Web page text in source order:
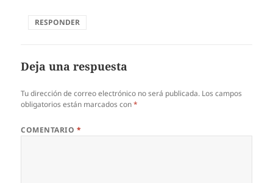
RESPONDER
Deja una respuesta
Tu dirección de correo electrónico no será publicada. Los campos
obligatorios están marcados con*
COMENTARIO *